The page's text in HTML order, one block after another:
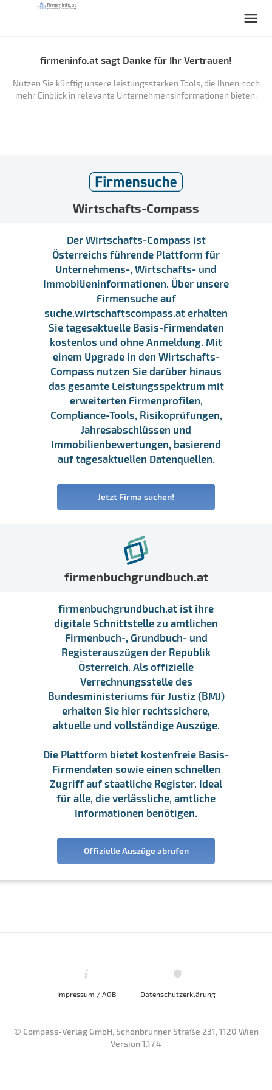
firmeninfo.at sagt Danke für Ihr Vertrauen!
Nutzen Sie künftig unsere leistungsstarken Tools, die Ihnen noch
mehr Einblick in relevante Unternehmensinformationen bieten.
Wirtschafts-Compass
Der Wirtschafts-Compass ist
Österreichs führende Plattform für
Unternehmens-, Wirtschafts- und
Immobilieninformationen. Über unsere
Firmensuche auf
suche.wirtschaftscompass.at erhalten
Sie tagesaktuelle Basis-Firmendaten
kostenlos und ohne Anmeldung. Mit
einem Upgrade in den Wirtschafts-
Compass nutzen Sie darüber hinaus
das gesamte Leistungsspektrum mit
erweiterten Firmenprofilen,
Compliance-Tools, Risikoprüfungen,
Jahresabschlüssen und
Immobilienbewertungen, basierend
auf tagesaktuellen Datenquellen.
Jetzt Firma suchen!
firmenbuchgrundbuch.at
firmenbuchgrundbuch.at ist ihre
digitale Schnittstelle zu amtlichen
Firmenbuch-, Grundbuch- und
Registerauszügen der Republik
Österreich. Als offizielle
Verrechnungsstelle des
Bundesministeriums für Justiz (BMJ)
erhalten Sie hier rechtssichere,
aktuelle und vollständige Auszüge.
Die Plattform bietet kostenfreie Basis-
Firmendaten sowie einen schnellen
Zugriff auf staatliche Register. Ideal
für alle, die verlässliche, amtliche
Informationen benötigen.
Offizielle Auszüge abrufen
Impressum / AGB Datenschutzerklärung
© Compass-Verlag GmbH, Schönbrunner Straße 231, 1120 Wien
Version 1.17.4